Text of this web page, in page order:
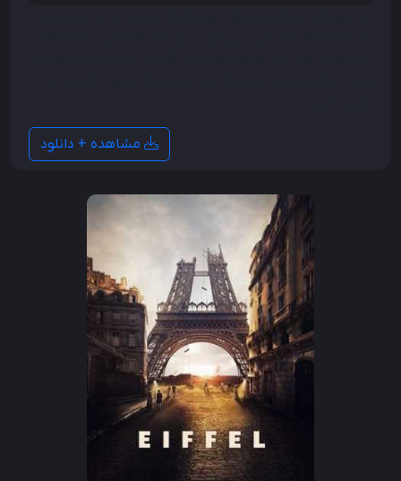
مشاهده + دانلود